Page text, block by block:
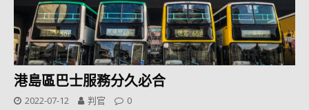
港島區巴士服務分久必合
2022-07-12 判官 0